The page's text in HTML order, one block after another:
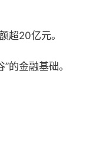
超20亿元。
的金融基础。